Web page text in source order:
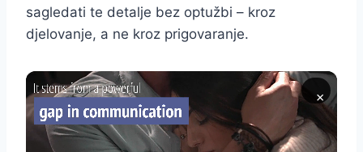
sagledati te detalje bez optužbi – kroz
djelovanje, a ne kroz prigovaranje.
×